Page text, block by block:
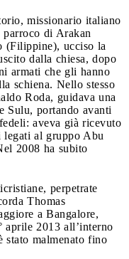
missionario italiano
di Arakan
(Filippine), ucciso la
dalla chiesa, dopo
armati che gli hanno
schiena. Nello stesso
Roda, guidava una
Sulu, portando avanti
aveva già ricevuto
legati al gruppo Abu
2008 ha subito
perpetrate
Thomas
a Bangalore,
aprile 2013 all’interno
stato malmenato fino